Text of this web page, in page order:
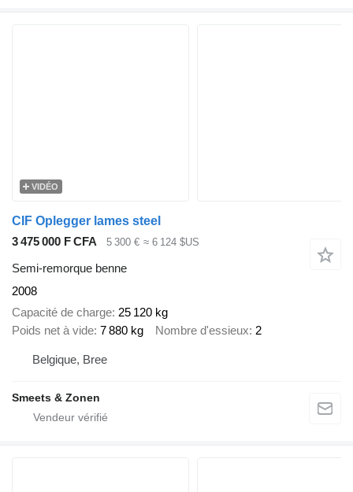
VIDÉO
CIF Oplegger lames steel
3 475 000 F CFA
5 300 € ≈ 6 124 $US
Semi-remorque benne
2008
Capacité de charge 25 120 kg
Poids net à vide 7 880 kg Nombre d'essieux 2
Belgique, Bree
Smeets & Zonen